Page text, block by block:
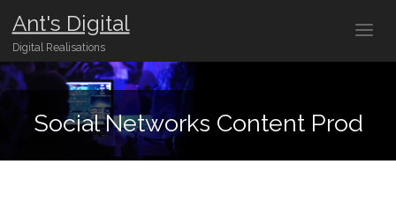
Ant's Digital
Digital Realisations
Social Networks Content Prod